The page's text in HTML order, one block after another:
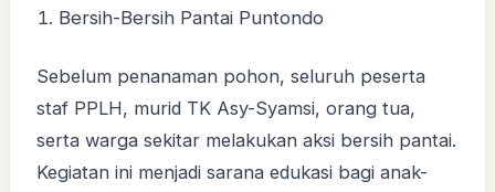
Bersih-Bersih Pantai Puntondo
Sebelum penanaman pohon, seluruh peserta
staf PPLH, murid TK Asy-Syamsi, orang tua,
serta warga sekitar melakukan aksi bersih pantai.
Kegiatan ini menjadi sarana edukasi bagi anak-